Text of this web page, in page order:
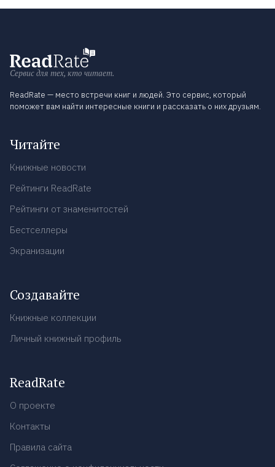
Сервис для тех, кто читает.
ReadRate — место встречи книг и людей. Это сервис, который
поможет вам найти интересные книги и рассказать о них друзьям.
Читайте
Книжные новости
Рейтинги ReadRate
Рейтинги от знаменитостей
Бестселлеры
Экранизации
Создавайте
Книжные коллекции
Личный книжный профиль
ReadRate
О проекте
Контакты
Правила сайта